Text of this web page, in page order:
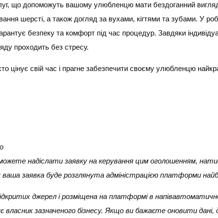
що допоможуть вашому улюбленцю мати бездоганний
шерсті, а також догляд за вухами, кігтями та зубами. У
безпеку та комфорт під час процедур. Завдяки
проходить без стресу.
цінує свій час і прагне забезпечити своєму улюбленцю
надіслати заявку на керування цим оголошенням,
ваша заявка буде розглянута адміністрацією платформи
джерел і розміщена на платформі в
зазначеного бізнесу. Якщо ви бажаєте оновити